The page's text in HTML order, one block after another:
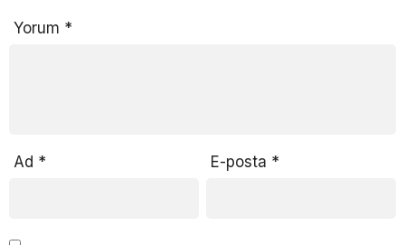
Yorum *
Ad * E-posta *